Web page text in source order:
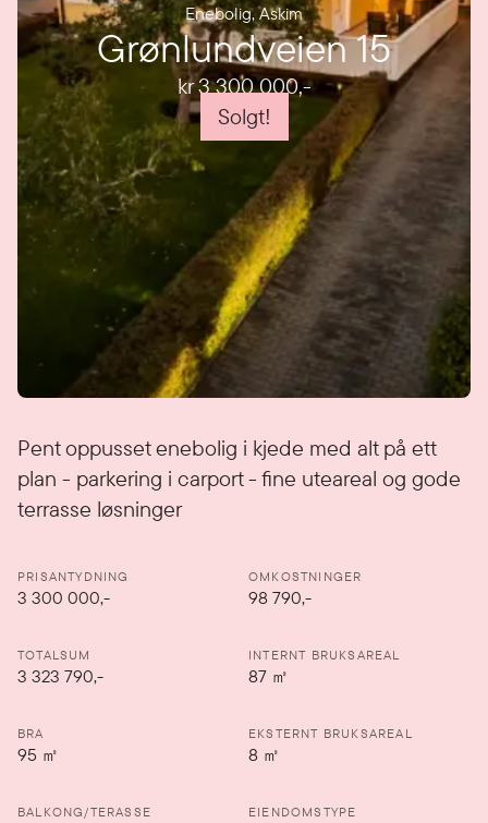
Enebolig,Askim
Grønlundveien 15
kr 3 300 000,-
Solgt!
Pent oppusset enebolig i kjede med alt på ett
plan - parkering i carport - fine uteareal og gode
terrasse løsninger
Detaljer
PRISANTYDNING
3 300 000,-
OMKOSTNINGER
98 790,-
TOTALSUM
3 323 790,-
INTERNT BRUKSAREAL
87 ㎡
BRA
95 ㎡
EKSTERNT BRUKSAREAL
8 ㎡
BALKONG/TERASSE EIENDOMSTYPE